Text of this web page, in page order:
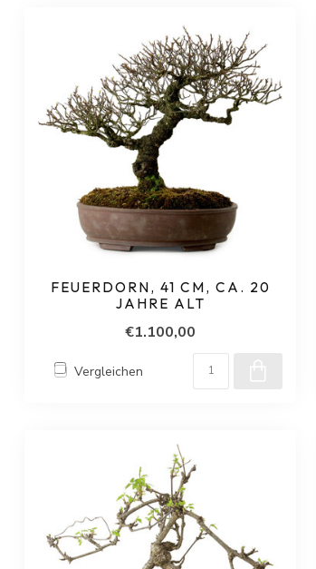
FEUERDORN, 41 CM, CA. 20
JAHRE ALT
€1.100,00
Vergleichen